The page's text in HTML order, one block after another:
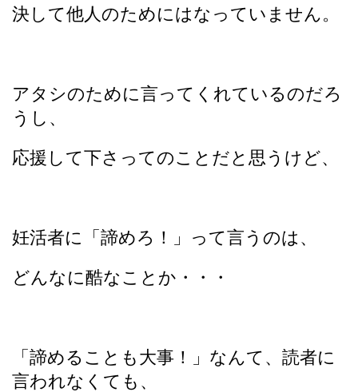
決して他人のためにはなっていません。
アタシのために言ってくれているのだろ
うし、
応援して下さってのことだと思うけど、
妊活者に「諦めろ！」って言うのは、
どんなに酷なことか・・・
「諦めることも大事！」なんて、読者に
言われなくても、